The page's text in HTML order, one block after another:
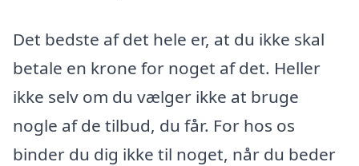
Det bedste af det hele er, at du ikke skal
betale en krone for noget af det. Heller
ikke selv om du vælger ikke at bruge
nogle af de tilbud, du får. For hos os
binder du dig ikke til noget, når du beder